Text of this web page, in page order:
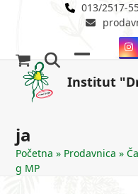
013/2517-
Institut
mobile
mobile
ja
Početna » Prodavnica »
g MP